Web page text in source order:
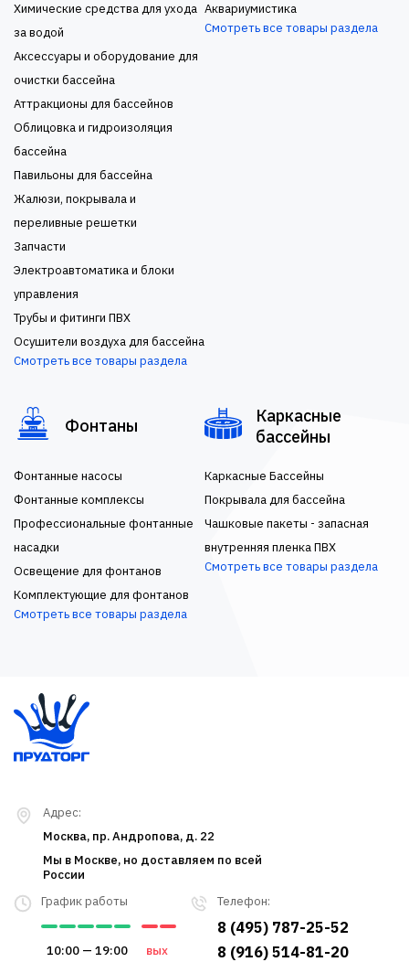
Химические средства для ухода
за водой
Аксессуары и оборудование для
очистки бассейна
Аттракционы для бассейнов
Облицовка и гидроизоляция
бассейна
Павильоны для бассейна
Жалюзи, покрывала и
переливные решетки
Запчасти
Электроавтоматика и блоки
управления
Трубы и фитинги ПВХ
Осушители воздуха для бассейна
Смотреть все товары раздела
Аквариумистика
Смотреть все товары раздела
Фонтаны
Фонтанные насосы
Фонтанные комплексы
Профессиональные фонтанные
насадки
Освещение для фонтанов
Комплектующие для фонтанов
Смотреть все товары раздела
Каркасные
бассейны
Каркасные Бассейны
Покрывала для бассейна
Чашковые пакеты - запасная
внутренняя пленка ПВХ
Смотреть все товары раздела
Телефон:
8 (495) 787-25-52
8 (916) 514-81-20
График работы
10:00 — 19:00 вых
Адрес:
Москва, пр. Андропова, д. 22
Мы в Москве, но доставляем по всей
России